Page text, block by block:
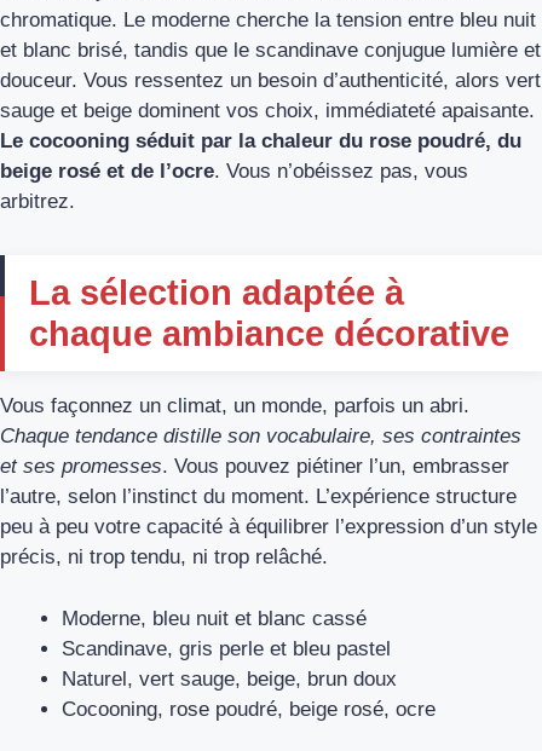
chromatique. Le moderne cherche la tension entre bleu nuit
et blanc brisé, tandis que le scandinave conjugue lumière et
douceur. Vous ressentez un besoin d’authenticité, alors vert
sauge et beige dominent vos choix, immédiateté apaisante.
Le cocooning séduit par la chaleur du rose poudré, du
beige rosé et de l’ocre. Vous n’obéissez pas, vous
arbitrez.
La sélection adaptée à
chaque ambiance décorative
Vous façonnez un climat, un monde, parfois un abri.
Chaque tendance distille son vocabulaire, ses contraintes
et ses promesses. Vous pouvez piétiner l’un, embrasser
l’autre, selon l’instinct du moment. L’expérience structure
peu à peu votre capacité à équilibrer l’expression d’un style
précis, ni trop tendu, ni trop relâché.
Moderne, bleu nuit et blanc cassé
Scandinave, gris perle et bleu pastel
Naturel, vert sauge, beige, brun doux
Cocooning, rose poudré, beige rosé, ocre